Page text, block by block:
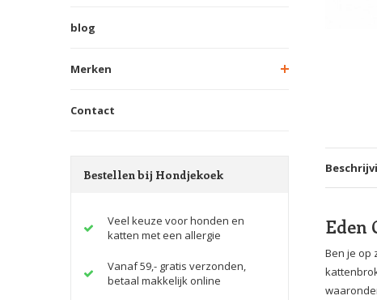
blog
Merken
Contact
Bestellen bij Hondjekoek
Veel keuze voor honden en
katten met een allergie
Vanaf 59,- gratis verzonden,
betaal makkelijk online
Eden
Ben je op